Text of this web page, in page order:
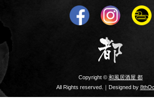
Copyright © 和風居酒屋 都
All Rights reserved.｜Designed by